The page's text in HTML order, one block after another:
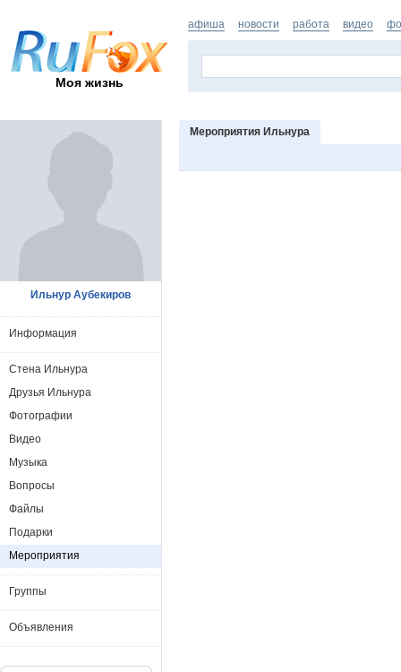
Моя жизнь
афиша новости работа видео
Мероприятия Ильнура
Ильнур Аубекиров
Информация
Стена Ильнура
Друзья Ильнура
Фотографии
Видео
Музыка
Вопросы
Файлы
Подарки
Мероприятия
Группы
Объявления